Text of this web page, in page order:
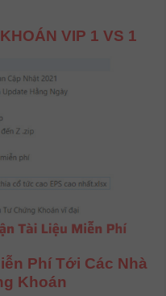
VIP 1 VS 1
Phí Tới Các Nhà
Khoán